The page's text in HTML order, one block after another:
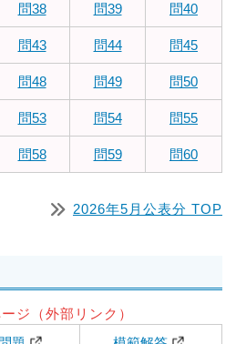
問38 問39 問40
問43 問44 問45
問48 問49 問50
問53 問54 問55
問58 問59 問60
2026年5月公表分 TOP
ジ（外部リンク）